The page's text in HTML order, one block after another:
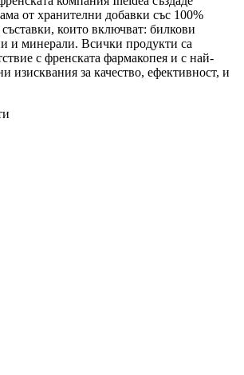
от хранителни добавки със 100%
които включват: билкови
и минерали. Всички продукти са
с френската фармакопея и с най-
изисквания за качество, ефективност, и